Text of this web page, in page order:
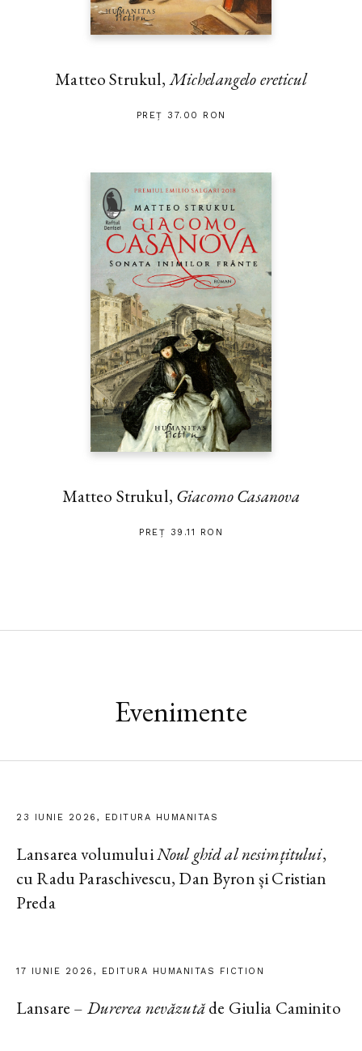
Matteo Strukul,Michelangelo ereticul
PREȚ 37.00 RON
Matteo Strukul, Giacomo Casanova
PREȚ 39.11 RON
Evenimente
23 IUNIE 2026, EDITURA HUMANITAS
Lansarea volumuluiNoul ghid al nesimțitului,
cu Radu Paraschivescu, Dan Byron și Cristian
Preda
17 IUNIE 2026, EDITURA HUMANITAS FICTION
Lansare – Durerea nevăzutăde Giulia Caminito